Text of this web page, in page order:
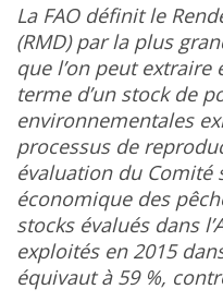
La FAO définit le
(RMD) par la plus
que l’on peut
terme d’un stock de
environnementales
processus de
évaluation du
économique des
stocks évalués dans
exploités en 2015
équivaut à 59 %,